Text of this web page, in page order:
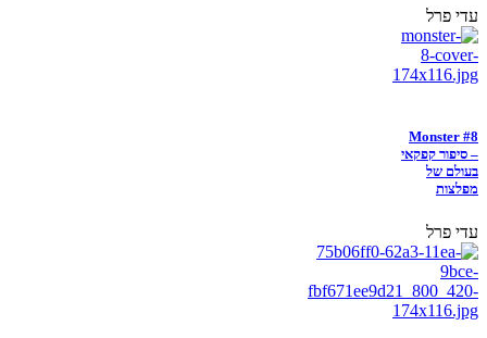
עדי פרל
Monster #8
– סיפור קפקאי
בעולם של
מפלצות
עדי פרל